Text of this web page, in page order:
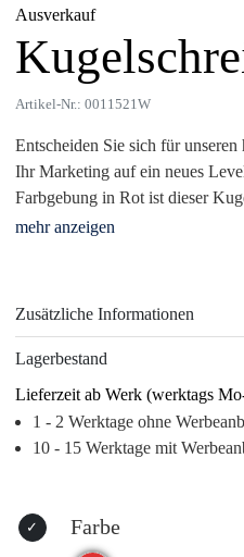
Ausverkauf
Artikel-Nr.: 0011521W
Entscheiden Sie sich für
Ihr Marketing auf ein neues
Farbgebung in Rot ist dieser
Schreibwerkzeug, sondern auch
Setzen Sie auf ein Werbemittel,
Erlebnisse schafft und Ihre
Warum dieses Produkt Ihre
– Langfristige Sichtbarkeit Ihres
– Vielseitige Werbeoptionen für
Zusätzliche Informationen
Lagerbestand
Lieferzeit ab Werk (werktags
1 - 2 Werktage ohne
10 - 15 Werktage mit
Farbe